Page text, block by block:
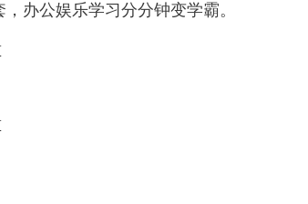
办公娱乐学习分分钟变学霸。